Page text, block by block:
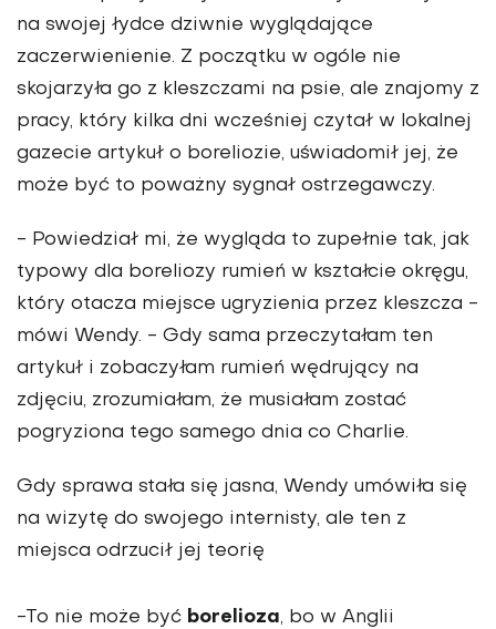
na swojej łydce dziwnie wyglądające
zaczerwienienie. Z początku w ogóle nie
skojarzyła go z kleszczami na psie, ale znajomy z
pracy, który kilka dni wcześniej czytał w lokalnej
gazecie artykuł o boreliozie, uświadomił jej, że
może być to poważny sygnał ostrzegawczy.
- Powiedział mi, że wygląda to zupełnie tak, jak
typowy dla boreliozy rumień w kształcie okręgu,
który otacza miejsce ugryzienia przez kleszcza -
mówi Wendy. - Gdy sama przeczytałam ten
artykuł i zobaczyłam rumień wędrujący na
zdjęciu, zrozumiałam, że musiałam zostać
pogryziona tego samego dnia co Charlie.
Gdy sprawa stała się jasna, Wendy umówiła się
na wizytę do swojego internisty, ale ten z
miejsca odrzucił jej teorię
-To nie może być borelioza, bo w Anglii